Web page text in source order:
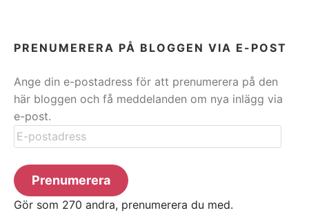
PRENUMERERA PÅ BLOGGEN VIA E-POST
Ange din e-postadress för att prenumerera på den
här bloggen och få meddelanden om nya inlägg via
e-post.
E-
postadress
Prenumerera
Gör som 270 andra, prenumerera du med.